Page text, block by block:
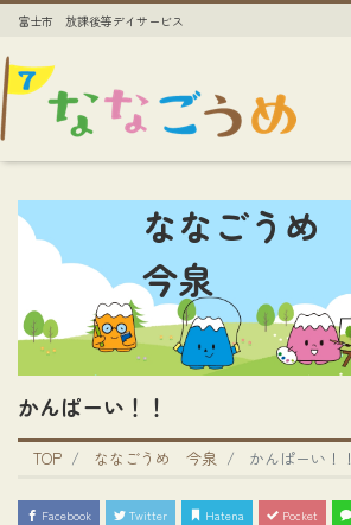
富士市 放課後等デイサービス
ななごうめ
今泉
かんぱーい！！
TOP ななごうめ 今泉 かんぱーい！！
Facebook Twitter Hatena Pocket